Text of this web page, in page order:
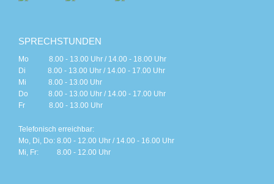
SPRECHSTUNDEN
Mo 8.00 - 13.00 Uhr / 14.00 - 18.00 Uhr
Di 8.00 - 13.00 Uhr / 14.00 - 17.00 Uhr
Mi 8.00 - 13.00 Uhr
Do 8.00 - 13.00 Uhr / 14.00 - 17.00 Uhr
Fr 8.00 - 13.00 Uhr
Telefonisch erreichbar:
Mo, Di, Do: 8.00 - 12.00 Uhr / 14.00 - 16.00 Uhr
Mi, Fr: 8.00 - 12.00 Uhr